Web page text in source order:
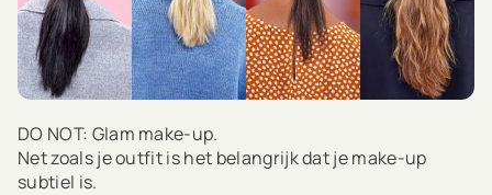
DO NOT: Glam make-up.
Net zoals je outfit is het belangrijk dat je make-up
subtiel is.